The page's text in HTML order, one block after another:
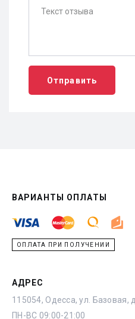
Отправить
ВАРИАНТЫ ОПЛАТЫ
ОПЛАТА ПРИ ПОЛУЧЕНИИ
АДРЕС
115054, Одесса, ул. Базовая,
ПН-ВС 09:00-21:00